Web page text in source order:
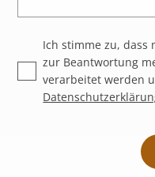
Ich stimme zu, dass
zur Beantwortung
verarbeitet werden